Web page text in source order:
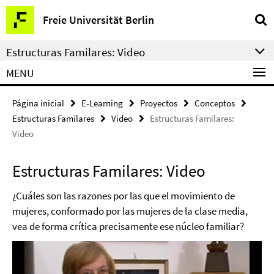
Springe
direkt
zu
Inhalt
Freie Universität Berlin
Herramientas
de
navegación
Estructuras Familares: Video
MENU
Página inicial E-Learning Proyectos
Conceptos
Estructuras Familares
Video
Estructuras Familares:
Video
Estructuras Familares: Video
¿Cuáles son las razones por las que el movimiento de
mujeres, conformado por las mujeres de la clase media,
vea de forma crítica precisamente ese núcleo familiar?